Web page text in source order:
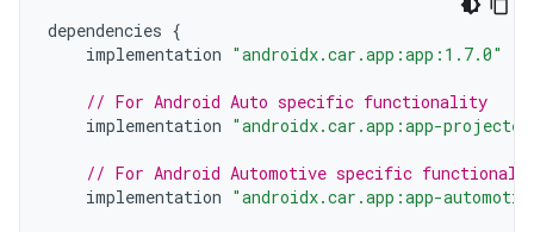
dependencies {
implementation "androidx.car.app:app:1.7.0"
// For Android Auto specific functionality
implementation "androidx.car.app:app-
// For Android Automotive specific
implementation "androidx.car.app:app-